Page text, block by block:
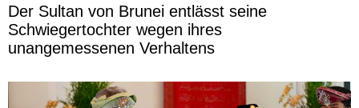
Der Sultan von Brunei entlässt seine
Schwiegertochter wegen ihres
unangemessenen Verhaltens